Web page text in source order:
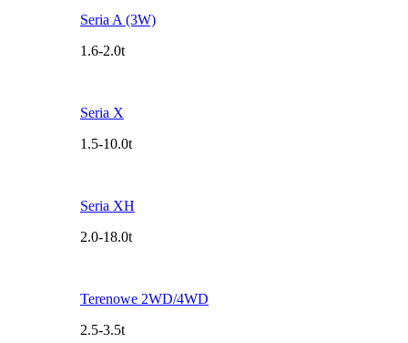
Seria A (3W)
1.6-2.0t
Seria X
1.5-10.0t
Seria XH
2.0-18.0t
Terenowe 2WD/4WD
2.5-3.5t